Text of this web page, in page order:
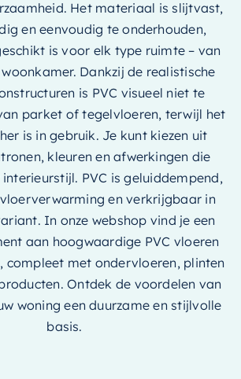
Het materiaal is slijtvast,
en eenvoudig te onderhouden,
is voor elk type ruimte – van
Dankzij de realistische
is PVC visueel niet te
parket of tegelvloeren, terwijl het
is in gebruik. Je kunt kiezen uit
kleuren en afwerkingen die
PVC is geluiddempend,
en verkrijgbaar in
In onze webshop vind je een
aan hoogwaardige PVC vloeren
compleet met ondervloeren, plinten
Ontdek de voordelen van
woning een duurzame en stijlvolle
basis.